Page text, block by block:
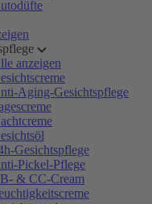
anzeigen
Aging-Gesichtspflege
Gesichtspflege
Pickel-Pflege
& CC-Cream